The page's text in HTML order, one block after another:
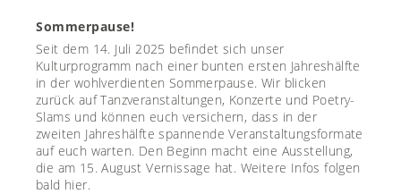
Sommerpause!
Seit dem 14. Juli 2025 befindet sich unser
Kulturprogramm nach einer bunten ersten Jahreshälfte
in der wohlverdienten Sommerpause. Wir blicken
zurück auf Tanzveranstaltungen, Konzerte und Poetry-
Slams und können euch versichern, dass in der
zweiten Jahreshälfte spannende Veranstaltungsformate
auf euch warten. Den Beginn macht eine Ausstellung,
die am 15. August Vernissage hat. Weitere Infos folgen
bald hier.